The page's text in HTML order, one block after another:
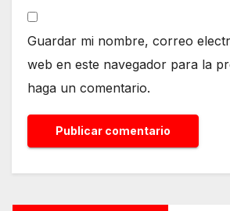
Guardar mi nombre, correo
web en este navegador para la
haga un comentario.